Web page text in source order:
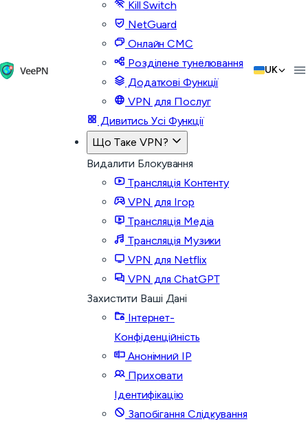
Kill Switch
NetGuard
Онлайн СМС
Розділене тунелювання
Додаткові Функції
VPN для Послуг
Дивитись Усі Функції
Що Таке VPN?
Видалити Блокування
Трансляція Контенту
VPN для Ігор
Трансляція Медіа
Трансляція Музики
VPN для Netflix
VPN для ChatGPT
Захистити Ваші Дані
Інтернет-
Конфіденційність
Анонімний IP
Приховати
Ідентифікацію
Запобігання Слідкування
UK